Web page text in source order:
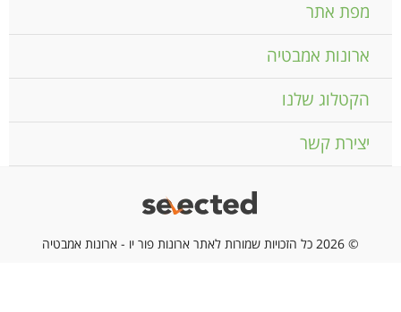
מפת אתר
ארונות אמבטיה
הקטלוג שלנו
יצירת קשר
© 2026 כל הזכויות שמורות לאתר ארונות פור יו - ארונות אמבטיה